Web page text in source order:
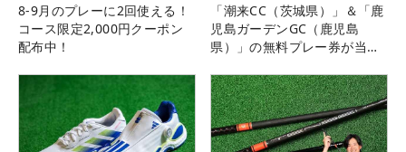
8-9月のプレーに2回使える！
コース限定2,000円クーポン
配布中！
「潮来CC（茨城県）」＆「鹿
児島ガーデンGC（鹿児島
県）」の無料プレー券が当た